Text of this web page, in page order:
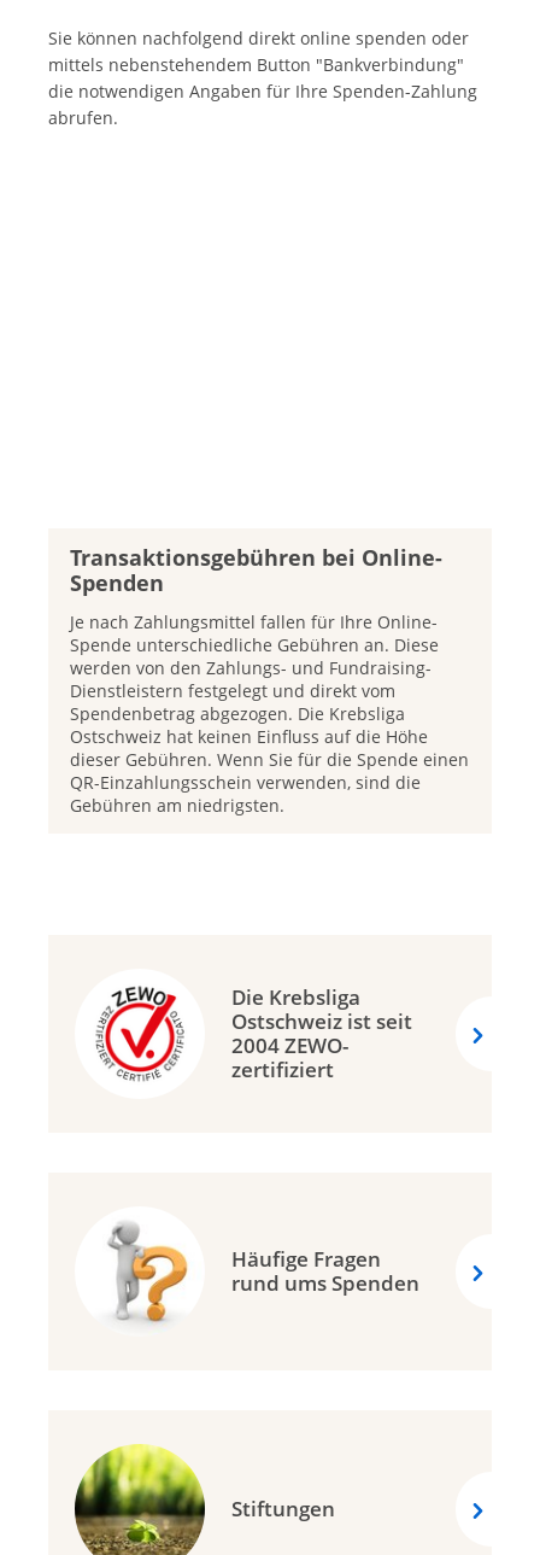
Sie können nachfolgend direkt online spenden oder
mittels nebenstehendem Button "Bankverbindung"
die notwendigen Angaben für Ihre Spenden-Zahlung
abrufen.
Transaktionsgebühren bei Online-
Spenden
Je nach Zahlungsmittel fallen für Ihre Online-
Spende unterschiedliche Gebühren an. Diese
werden von den Zahlungs- und Fundraising-
Dienstleistern festgelegt und direkt vom
Spendenbetrag abgezogen. Die Krebsliga
Ostschweiz hat keinen Einfluss auf die Höhe
dieser Gebühren. Wenn Sie für die Spende einen
QR-Einzahlungsschein verwenden, sind die
Gebühren am niedrigsten.
Die Krebsliga
Ostschweiz ist seit
2004 ZEWO-
zertifiziert
Häufige Fragen
rund ums Spenden
Stiftungen